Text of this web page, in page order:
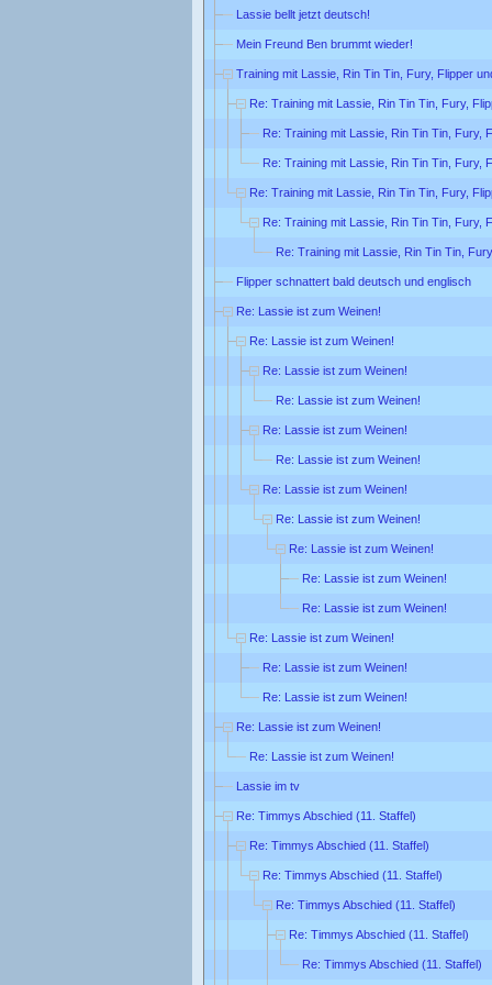
Lassie bellt jetzt deutsch!
Mein Freund Ben brummt wieder!
Training mit Lassie, Rin Tin Tin, Fury, Flipper
Re: Training mit Lassie, Rin Tin Tin, Fury,
Re: Training mit Lassie, Rin Tin Tin, Fury,
Re: Training mit Lassie, Rin Tin Tin, Fury,
Re: Training mit Lassie, Rin Tin Tin, Fury,
Re: Training mit Lassie, Rin Tin Tin, Fury,
Re: Training mit Lassie, Rin Tin Tin,
Flipper schnattert bald deutsch und englisch
Re: Lassie ist zum Weinen!
Re: Lassie ist zum Weinen!
Re: Lassie ist zum Weinen!
Re: Lassie ist zum Weinen!
Re: Lassie ist zum Weinen!
Re: Lassie ist zum Weinen!
Re: Lassie ist zum Weinen!
Re: Lassie ist zum Weinen!
Re: Lassie ist zum Weinen!
Re: Lassie ist zum Weinen!
Re: Lassie ist zum Weinen!
Re: Lassie ist zum Weinen!
Re: Lassie ist zum Weinen!
Re: Lassie ist zum Weinen!
Re: Lassie ist zum Weinen!
Re: Lassie ist zum Weinen!
Lassie im tv
Re: Timmys Abschied (11. Staffel)
Re: Timmys Abschied (11. Staffel)
Re: Timmys Abschied (11. Staffel)
Re: Timmys Abschied (11. Staffel)
Re: Timmys Abschied (11. Staffel)
Re: Timmys Abschied (11. Staffel)